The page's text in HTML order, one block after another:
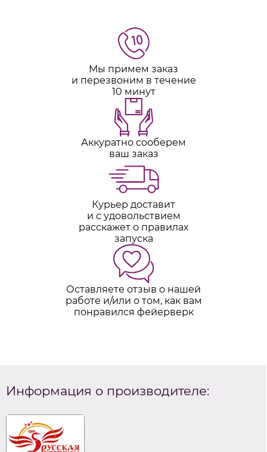
Мы примем заказ
и перезвоним в течение
10 минут
Аккуратно сооберем
ваш заказ
Курьер доставит
и с удовольствием
расскажет о правилах
запуска
Оставляете отзыв о нашей
работе и/или о том, как вам
понравился фейерверк
Информация о производителе: